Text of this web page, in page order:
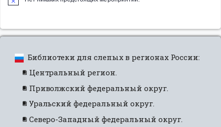
Библиотеки для слепых в регионах России:
Центральный регион.
Приволжский федеральный округ.
Уральский федеральный округ.
Северо-Западный федеральный округ.